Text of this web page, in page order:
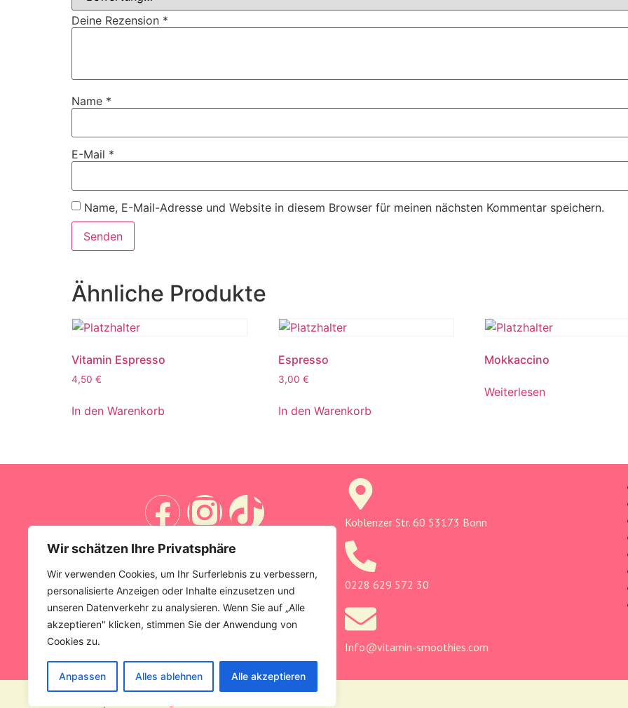
Wir schätzen Ihre Privatsphäre
Wir verwenden Cookies, um Ihr Surferlebnis zu verbessern,
personalisierte Anzeigen oder Inhalte einzusetzen und
unseren Datenverkehr zu analysieren. Wenn Sie auf „Alle
akzeptieren" klicken, stimmen Sie der Anwendung von
Cookies zu.
Anpassen Alles ablehnen Alle akzeptieren
Deine Rezension *
Name *
E-Mail *
Name, E-Mail-Adresse und Website in diesem Browser für meinen nächsten Kommentar speichern.
Ähnliche Produkte
Vitamin Espresso
4,50 €
In den Warenkorb
Espresso
3,00 €
In den Warenkorb
Mokkaccino
Weiterlesen
Koblenzer Str. 60 53173 Bonn
0228 629 572 30
Info@vitamin-smoothies.com